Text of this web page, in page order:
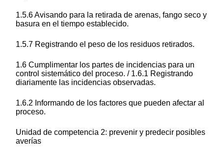
1.5.6 Avisando para la retirada de arenas, fango seco y
basura en el tiempo establecido.
1.5.7 Registrando el peso de los residuos retirados.
1.6 Cumplimentar los partes de incidencias para un
control sistemático del proceso. / 1.6.1 Registrando
diariamente las incidencias observadas.
1.6.2 Informando de los factores que pueden afectar al
proceso.
Unidad de competencia 2: prevenir y predecir posibles
averías